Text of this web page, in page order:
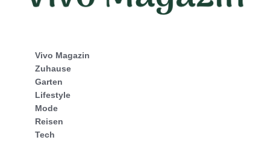
Vivo Magazin
Zuhause
Garten
Lifestyle
Mode
Reisen
Tech